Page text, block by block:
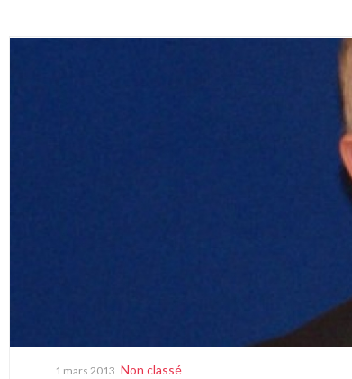
1 mars 2013 Non classé